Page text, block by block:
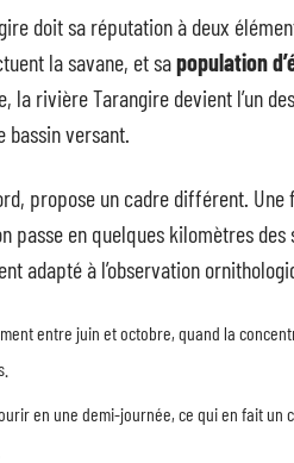
doit sa réputation à deux
la savane, et sapopulation
la rivière Tarangire devient l’un
bassin versant.
propose un cadre différent.
passe en quelques kilomètres
adapté à l’observation
entre juin et octobre, quand la
en une demi-journée, ce qui en fait